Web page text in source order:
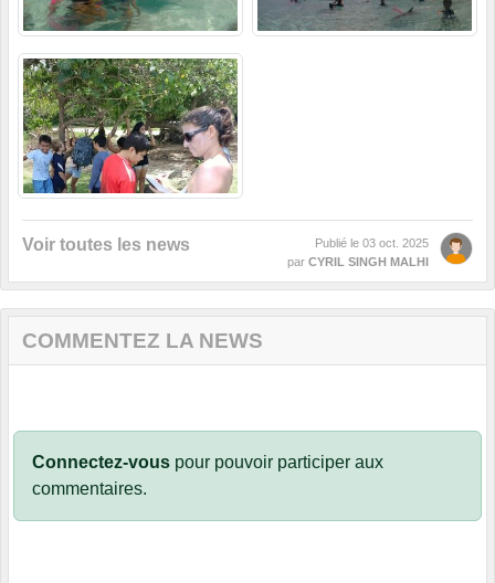
Voir toutes les news Publié le 03 oct. 2025
par CYRIL SINGH MALHI
COMMENTEZ LA NEWS
Connectez-vous pour pouvoir participer aux
commentaires.